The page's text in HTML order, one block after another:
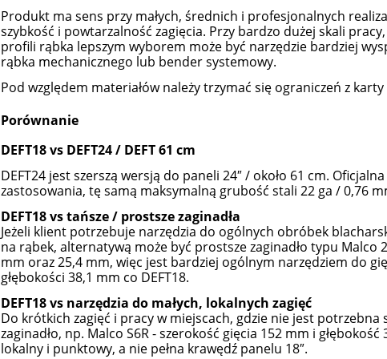
Produkt ma sens przy małych, średnich i profesjonalnych
szybkość i powtarzalność zagięcia. Przy bardzo dużej skali
profili rąbka lepszym wyborem może być narzędzie bardziej
rąbka mechanicznego lub bender systemowy.
Pod względem materiałów należy trzymać się ograniczeń z
Porównanie
DEFT18 vs DEFT24 / DEFT 61 cm
DEFT24 jest szerszą wersją do paneli 24″ / około 61 cm.
zastosowania, tę samą maksymalną grubość stali 22 ga / 0,76
DEFT18 vs tańsze / prostsze zaginadła
Jeżeli klient potrzebuje narzędzia do ogólnych obróbek
na rąbek, alternatywą może być prostsze zaginadło typu Malco
mm oraz 25,4 mm, więc jest bardziej ogólnym narzędziem do
głębokości 38,1 mm co DEFT18.
DEFT18 vs narzędzia do małych, lokalnych zagięć
Do krótkich zagięć i pracy w miejscach, gdzie nie jest potrzebna
zaginadło, np. Malco S6R - szerokość gięcia 152 mm i
lokalny i punktowy, a nie pełna krawędź panelu 18″.